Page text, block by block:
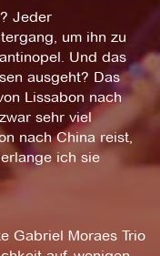
Jeder
um ihn zu
Und das
ausgeht? Das
Lissabon nach
sehr viel
nach China reist,
ich sie
Gabriel Moraes Trio